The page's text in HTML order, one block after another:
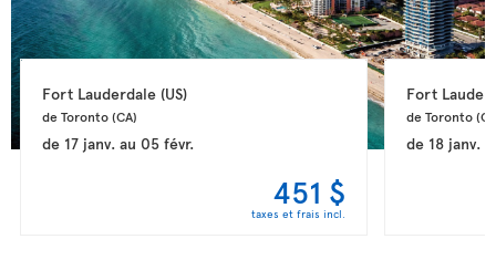
Fort Lauderdale (US)
de Toronto (CA)
de 17 janv.au 05 févr.
451 $
taxes et frais incl.
Fort
de Toronto
de 18 janv.